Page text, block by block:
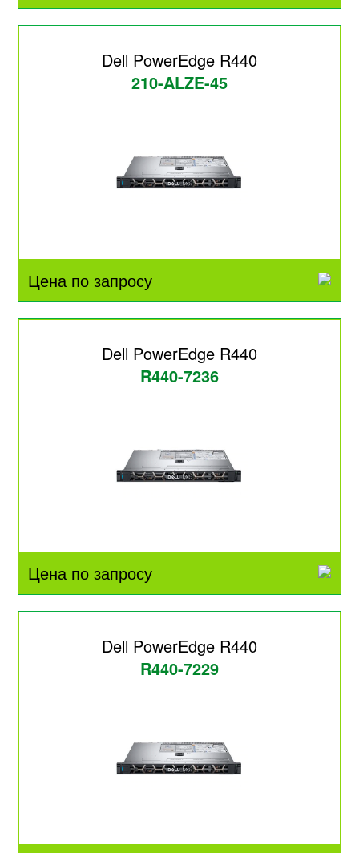
Dell PowerEdge R440
210-ALZE-45
Цена по запросу
Dell PowerEdge R440
R440-7236
Цена по запросу
Dell PowerEdge R440
R440-7229